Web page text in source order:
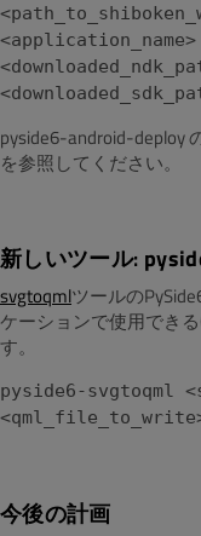
pyside6-android-deploy
を参照してください。
新しいツール:
svgtoqmlツールの
ケーションで使用でき
す。
pyside6-svgtoqml
今後の計画